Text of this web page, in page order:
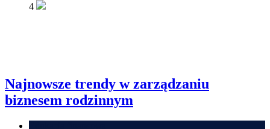
4
Najnowsze trendy w zarządzaniu
biznesem rodzinnym